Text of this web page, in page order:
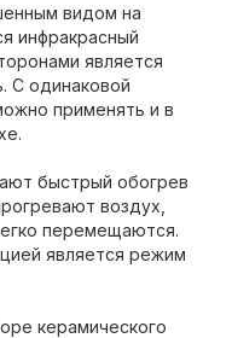
видом на
инфракрасный
является
С одинаковой
применять и в
быстрый обогрев
воздух,
перемещаются.
является режим
керамического